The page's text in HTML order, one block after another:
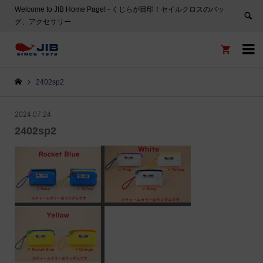
Welcome to JIB Home Page! ‐ くじらが目印！セイルクロスのバッ
グ、アクセサリー


2402sp2
2024.07.24
2402sp2